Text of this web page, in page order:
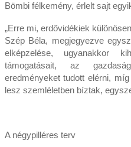
Bömbi félkemény, érlelt sajt
„Erre mi, erdővidékiek
Szép Béla, megjegyezve
elképzelése, ugyanakkor
támogatásait, az
eredményeket tudott elérni,
lesz szemléletben bíztak,
A négypilléres terv